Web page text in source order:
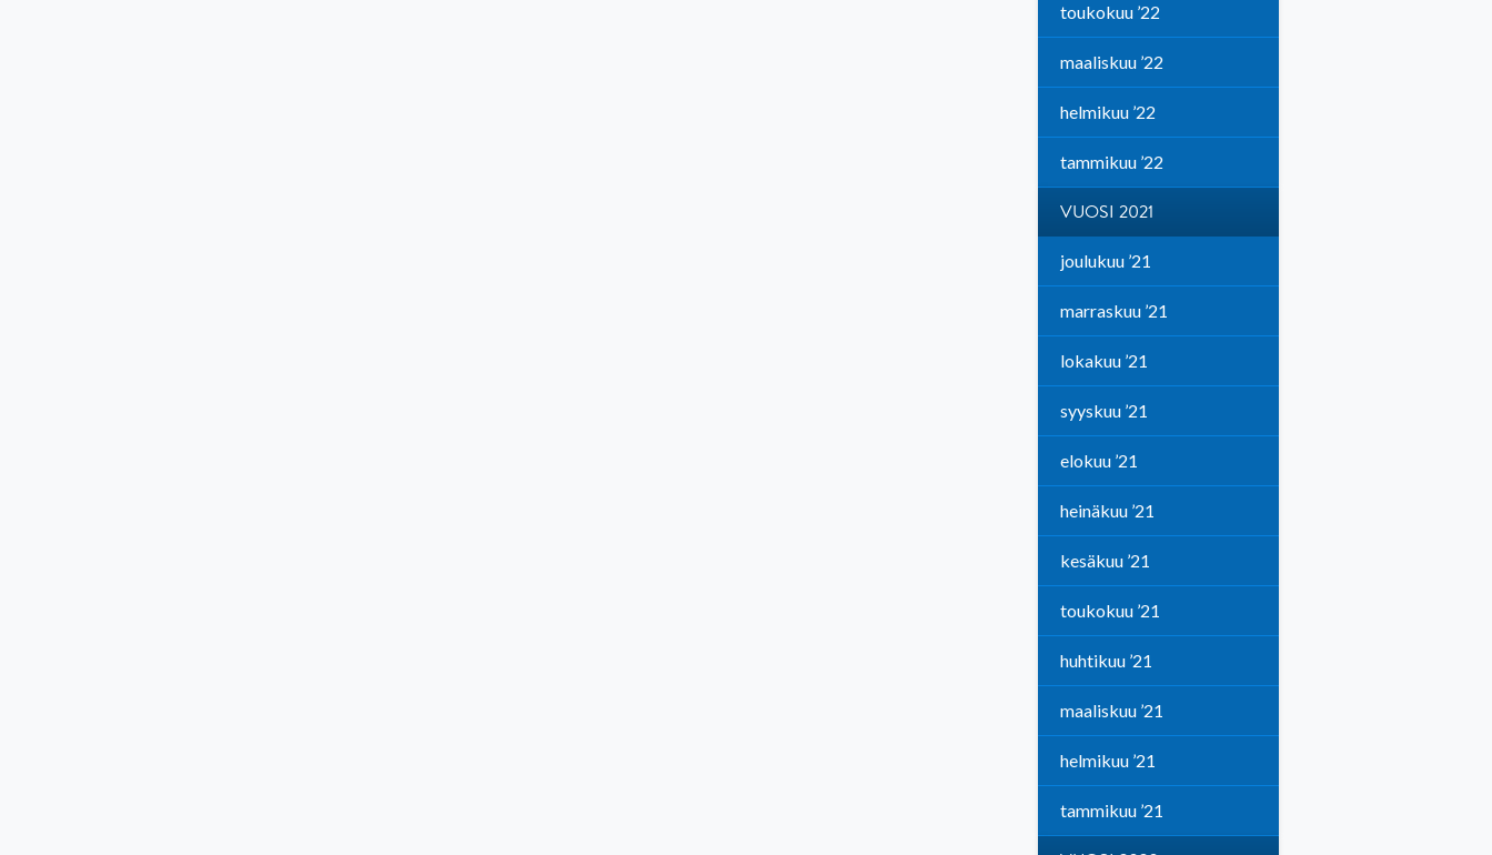
toukokuu ’22
maaliskuu ’22
helmikuu ’22
tammikuu ’22
VUOSI 2021
joulukuu ’21
marraskuu ’21
lokakuu ’21
syyskuu ’21
elokuu ’21
heinäkuu ’21
kesäkuu ’21
toukokuu ’21
huhtikuu ’21
maaliskuu ’21
helmikuu ’21
tammikuu ’21